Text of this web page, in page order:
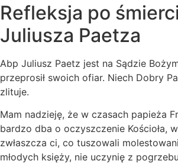
Refleksja po
Juliusza Paetza
Abp Juliusz Paetz jest na Sądzie
przeprosił swoich ofiar. Niech Dobry
zlituje.
Mam nadzieję, że w czasach papieża
bardzo dba o oczyszczenie Kościoła,
zwłaszcza ci, co tuszowali
młodych księży, nie uczynię z